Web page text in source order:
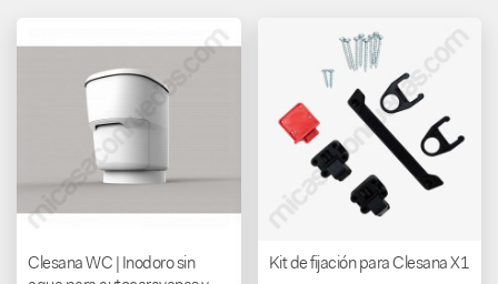
Clesana WC | Inodoro sin
Kit de fijación para Clesana X1